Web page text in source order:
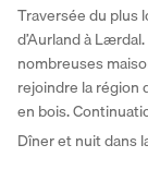
Traversée du plus
d’Aurland à
nombreuses
rejoindre la région
en bois.
Dîner et nuit dans